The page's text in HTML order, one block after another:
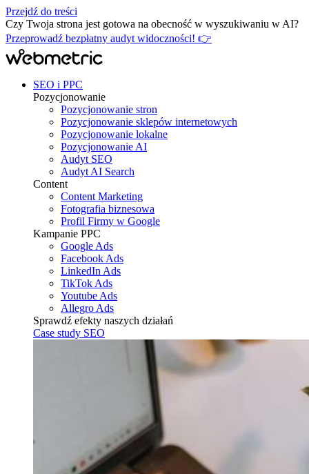
Przejdź do treści
Czy Twoja strona jest gotowa na obecność w wyszukiwaniu w AI?
Przeprowadź bezpłatny audyt widoczności! 👉
SEO i PPC
Pozycjonowanie
Pozycjonowanie stron
Pozycjonowanie sklepów internetowych
Pozycjonowanie lokalne
Pozycjonowanie AI
Audyt SEO
Audyt AI Search
Content
Content Marketing
Fotografia biznesowa
Profil Firmy w Google
Kampanie PPC
Google Ads
Facebook Ads
LinkedIn Ads
TikTok Ads
Youtube Ads
Allegro Ads
Sprawdź efekty naszych działań
Case study SEO